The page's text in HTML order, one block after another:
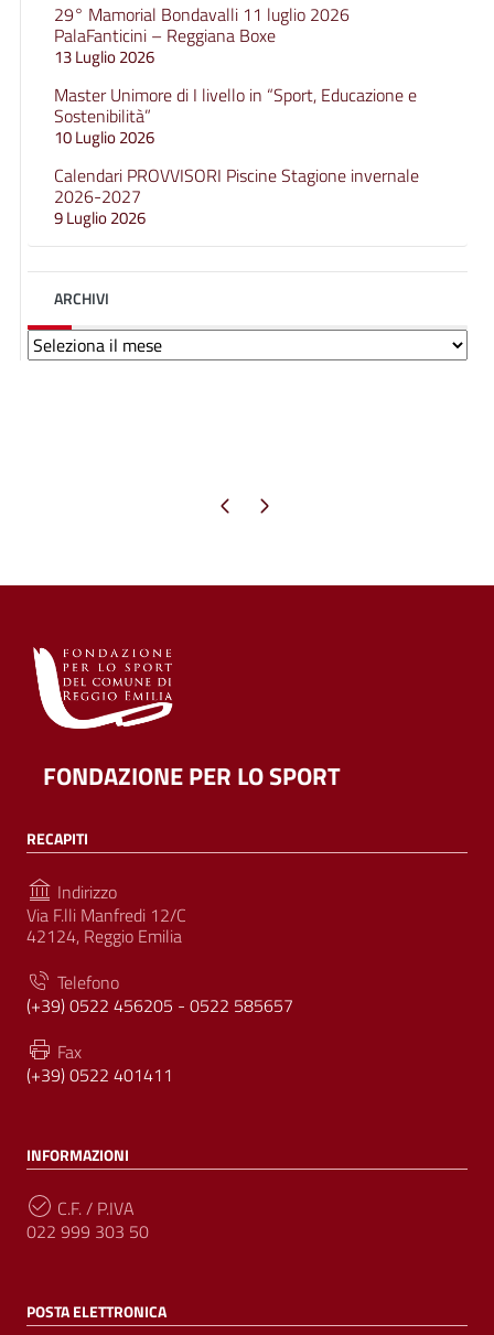
29° Mamorial Bondavalli 11 luglio 2026
PalaFanticini – Reggiana Boxe
13 Luglio 2026
Master Unimore di I livello in “Sport, Educazione e
Sostenibilità”
10 Luglio 2026
Calendari PROVVISORI Piscine Stagione invernale
2026-2027
9 Luglio 2026
ARCHIVI
Archivi
Pagina precedente
Pagina successiva
FONDAZIONE PER LO SPORT
RECAPITI
Indirizzo
Via F.lli Manfredi 12/C
42124, Reggio Emilia
Telefono
(+39) 0522 456205 - 0522 585657
Fax
(+39) 0522 401411
INFORMAZIONI
C.F. / P.IVA
022 999 303 50
POSTA ELETTRONICA